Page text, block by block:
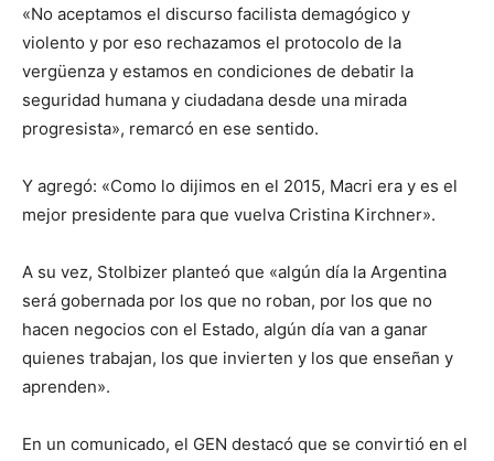
«No aceptamos el discurso facilista demagógico y
violento y por eso rechazamos el protocolo de la
vergüenza y estamos en condiciones de debatir la
seguridad humana y ciudadana desde una mirada
progresista», remarcó en ese sentido.
Y agregó: «Como lo dijimos en el 2015, Macri era y es el
mejor presidente para que vuelva Cristina Kirchner».
A su vez, Stolbizer planteó que «algún día la Argentina
será gobernada por los que no roban, por los que no
hacen negocios con el Estado, algún día van a ganar
quienes trabajan, los que invierten y los que enseñan y
aprenden».
En un comunicado, el GEN destacó que se convirtió en el